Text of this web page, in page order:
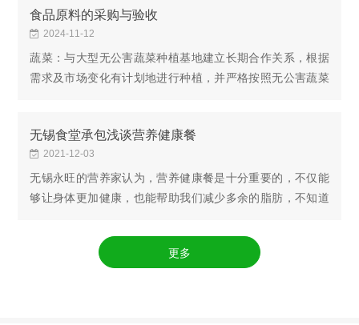
食品原料的采购与验收
2024-11-12
蔬菜：与大型无公害蔬菜种植基地建立长期合作关系，根据
需求及市场变化有计划地进行种植，并严格按照无公害蔬菜
无锡食堂承包浅谈营养健康餐
2021-12-03
无锡永旺的营养家认为，营养健康餐是十分重要的，不仅能
够让身体更加健康，也能帮助我们减少多余的脂肪，不知道
有下吧。早餐要注重营养一日之计在于晨，早餐要...
更多